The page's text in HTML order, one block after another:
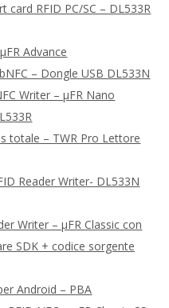
card RFID PC/SC – DL533R
Advance
– Dongle USB DL533N
Writer – μFR Nano
totale – TWR Pro Lettore
Reader Writer- DL533N
Writer – μFR Classic con
SDK + codice sorgente
Android – PBA